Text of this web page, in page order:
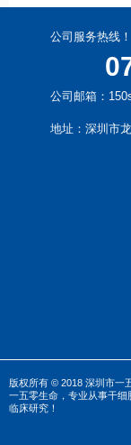
公司服务热线！
公司邮箱：
地址：深圳市
版权所有 © 2018 深圳市一
一五零生命，专业从事干细
临床研究！